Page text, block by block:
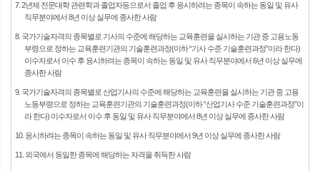
7. 2년제 전문대학 관련학과 졸업자등으로서 졸업 후 응시하려는 종목이 속하는 동일 및 유사
직무분야에서 8년 이상 실무에 종사한 사람
8. 국가기술자격의 종목별로 기사의 수준에 해당하는 교육훈련을 실시하는 기관 중 고용노동
부령으로 정하는 교육훈련기관의 기술훈련과정(이하 “기사 수준 기술훈련과정”이라 한다)
이수자로서 이수 후 응시하려는 종목이 속하는 동일 및 유사 직무분야에서 6년 이상 실무에
종사한 사람
9. 국가기술자격의 종목별로 산업기사의 수준에 해당하는 교육훈련을 실시하는 기관 중 고용
노동부령으로 정하는 교육훈련기관의 기술훈련과정(이하 “산업기사 수준 기술훈련과정”이
라 한다) 이수자로서 이수 후 동일 및 유사 직무분야에서 8년 이상 실무에 종사한 사람
10. 응시하려는 종목이 속하는 동일 및 유사 직무분야에서 9년 이상 실무에 종사한 사람
11. 외국에서 동일한 종목에 해당하는 자격을 취득한 사람